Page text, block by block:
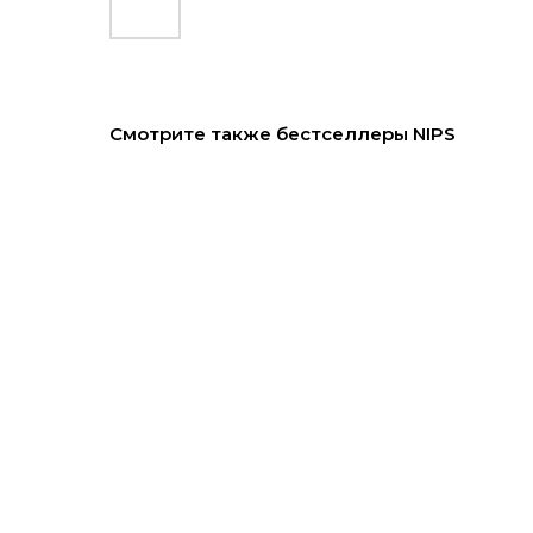
Смотрите также бестселлеры NIPS